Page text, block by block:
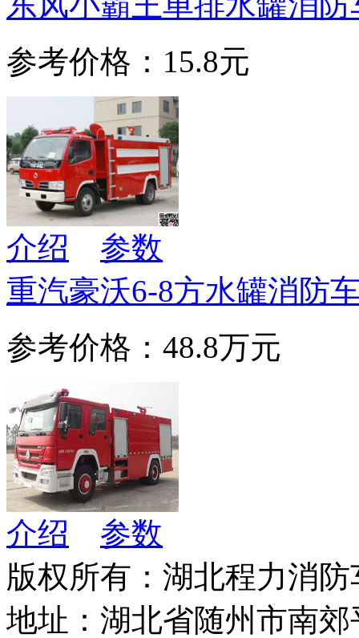
参考价格：15.8元
介绍
参数
重汽豪沃6-8方水罐消防
参考价格：48.8万元
介绍
参数
版权所有：湖北程力消
地址：湖北省随州市南